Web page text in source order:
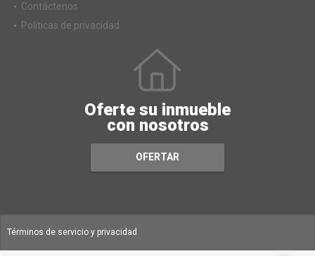
Contáctenos
Políticas de privacidad
Oferte su inmueble
con nosotros
OFERTAR
Términos de servicio y privacidad